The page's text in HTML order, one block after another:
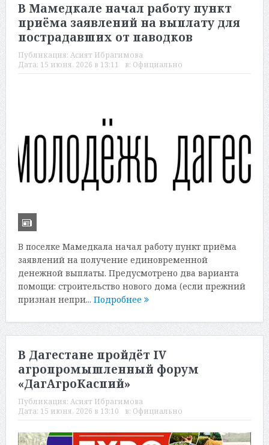
В Мамедкале начал работу пункт
приёма заявлений на выплату для
пострадавших от паводков
Публикация: Асият Ибрагимова
Дата: 15 июня, 2026 в 13:11 в: Официально
В поселке Мамедкала начал работу пункт приёма
заявлений на получение единовременной
денежной выплаты. Предусмотрено два варианта
помощи: строительство нового дома (если прежний
признан непри... Подробнее
В Дагестане пройдёт IV
агропромышленный форум
«ДагАгроКаспий»
Публикация: Асият Ибрагимова
Дата: 15 июня, 2026 в 13:10 в: Официально